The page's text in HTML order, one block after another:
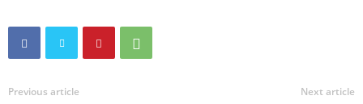
Previous article Next article